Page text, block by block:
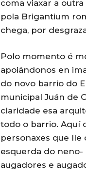
coma viaxar a
pola Brigantium
chega, por
Polo momento é
apoiándonos en
do novo barrio do
municipal Juán de
claridade esa
todo o barrio. Aquí
personaxes que lle
esquerda do neno-
augadores e